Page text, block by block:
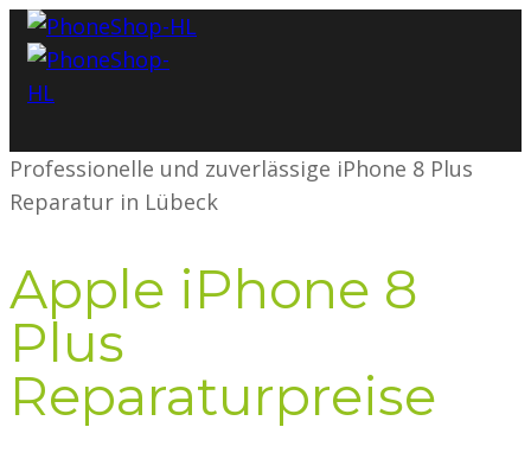
Professionelle und zuverlässige iPhone 8 Plus
Reparatur in Lübeck
Apple iPhone 8
Plus
Reparaturpreise